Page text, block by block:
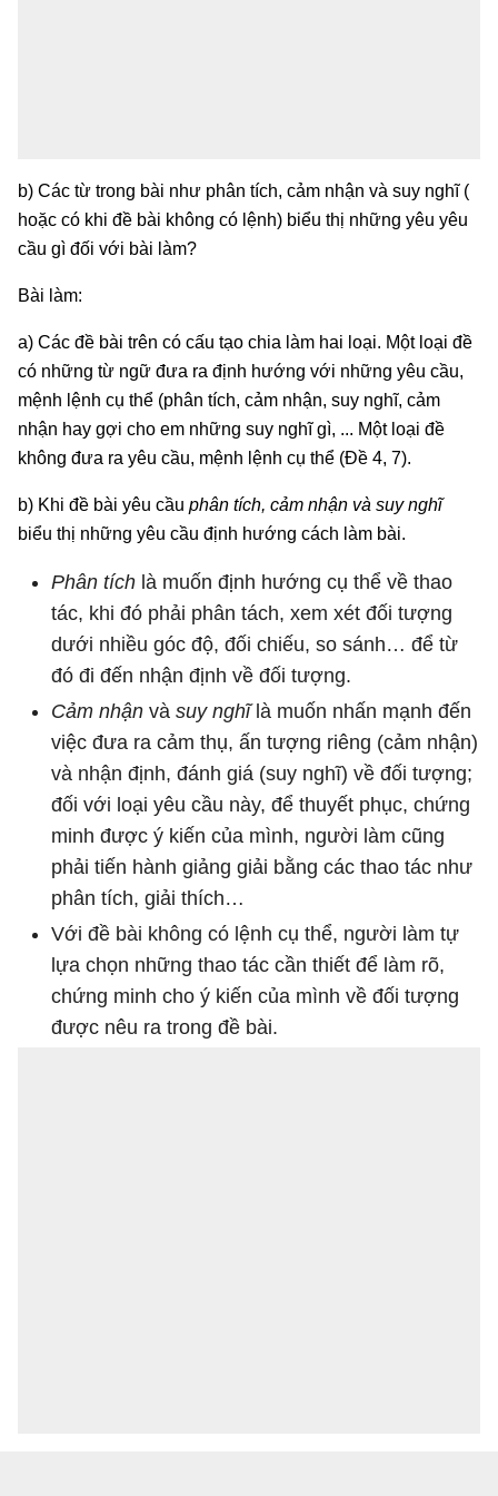
b) Các từ trong bài như phân tích, cảm nhận và suy nghĩ (
hoặc có khi đề bài không có lệnh) biểu thị những yêu yêu
cầu gì đối với bài làm?
Bài làm:
a) Các đề bài trên có cấu tạo chia làm hai loại. Một loại đề
có những từ ngữ đưa ra định hướng với những yêu cầu,
mệnh lệnh cụ thể (phân tích, cảm nhận, suy nghĩ, cảm
nhận hay gợi cho em những suy nghĩ gì, ... Một loại đề
không đưa ra yêu cầu, mệnh lệnh cụ thể (Đề 4, 7).
b) Khi đề bài yêu cầu phân tích, cảm nhận và suy nghĩ
biểu thị những yêu cầu định hướng cách làm bài.
Phân tích là muốn định hướng cụ thể về thao
tác, khi đó phải phân tách, xem xét đối tượng
dưới nhiều góc độ, đối chiếu, so sánh… để từ
đó đi đến nhận định về đối tượng.
Cảm nhận và suy nghĩlà muốn nhấn mạnh đến
việc đưa ra cảm thụ, ấn tượng riêng (cảm nhận)
và nhận định, đánh giá (suy nghĩ) về đối tượng;
đối với loại yêu cầu này, để thuyết phục, chứng
minh được ý kiến của mình, người làm cũng
phải tiến hành giảng giải bằng các thao tác như
phân tích, giải thích…
Với đề bài không có lệnh cụ thể, người làm tự
lựa chọn những thao tác cần thiết để làm rõ,
chứng minh cho ý kiến của mình về đối tượng
được nêu ra trong đề bài.